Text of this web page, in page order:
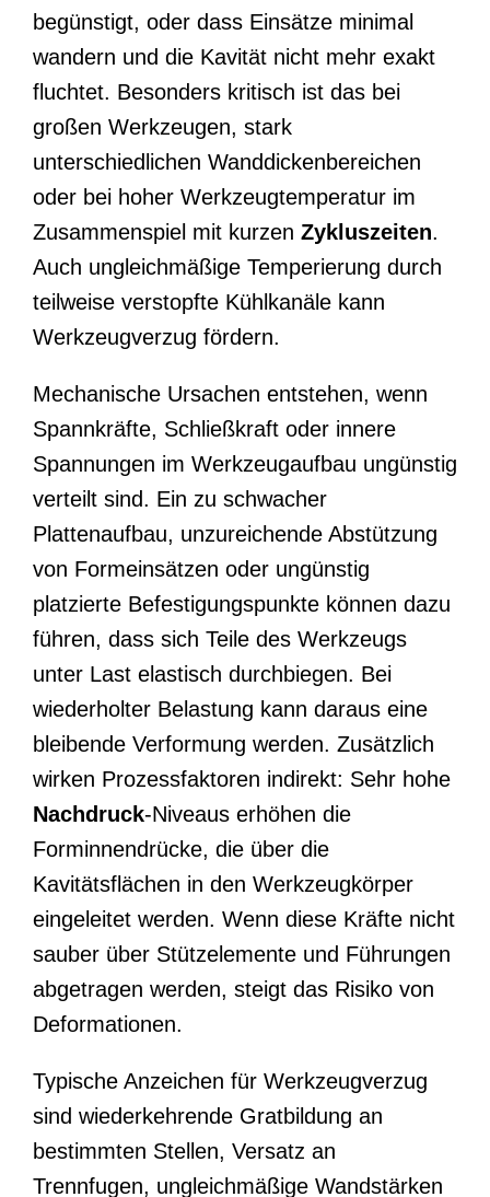
begünstigt, oder dass Einsätze minimal
wandern und die Kavität nicht mehr exakt
fluchtet. Besonders kritisch ist das bei
großen Werkzeugen, stark
unterschiedlichen Wanddickenbereichen
oder bei hoher Werkzeugtemperatur im
Zusammenspiel mit kurzen Zykluszeiten.
Auch ungleichmäßige Temperierung durch
teilweise verstopfte Kühlkanäle kann
Werkzeugverzug fördern.
Mechanische Ursachen entstehen, wenn
Spannkräfte, Schließkraft oder innere
Spannungen im Werkzeugaufbau ungünstig
verteilt sind. Ein zu schwacher
Plattenaufbau, unzureichende Abstützung
von Formeinsätzen oder ungünstig
platzierte Befestigungspunkte können dazu
führen, dass sich Teile des Werkzeugs
unter Last elastisch durchbiegen. Bei
wiederholter Belastung kann daraus eine
bleibende Verformung werden. Zusätzlich
wirken Prozessfaktoren indirekt: Sehr hohe
Nachdruck-Niveaus erhöhen die
Forminnendrücke, die über die
Kavitätsflächen in den Werkzeugkörper
eingeleitet werden. Wenn diese Kräfte nicht
sauber über Stützelemente und Führungen
abgetragen werden, steigt das Risiko von
Deformationen.
Typische Anzeichen für Werkzeugverzug
sind wiederkehrende Gratbildung an
bestimmten Stellen, Versatz an
Trennfugen, ungleichmäßige Wandstärken